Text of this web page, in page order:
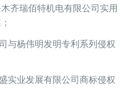
齐瑞佰特机电有限公司实用
与杨伟明发明专利系列侵权
实业发展有限公司商标侵权